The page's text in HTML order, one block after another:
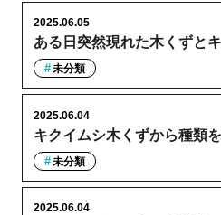
ある日突然現れた木くずと
2025.06.05
未分類
キクイムシ木くずから種類
2025.06.04
未分類
2025.06.04